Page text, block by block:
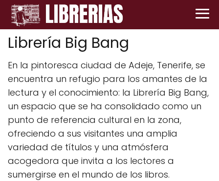
Librería Big Bang
En la pintoresca ciudad de Adeje, Tenerife, se
encuentra un refugio para los amantes de la
lectura y el conocimiento: la Librería Big Bang,
un espacio que se ha consolidado como un
punto de referencia cultural en la zona,
ofreciendo a sus visitantes una amplia
variedad de títulos y una atmósfera
acogedora que invita a los lectores a
sumergirse en el mundo de los libros.